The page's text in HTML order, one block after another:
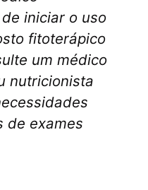
iniciar o uso
fitoterápico
um médico
nutricionista
de exames